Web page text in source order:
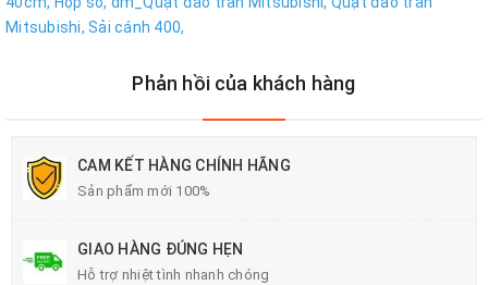
Mitsubishi, Sải cánh 400,
Phản hồi của khách hàng
CAM KẾT HÀNG CHÍNH HÃNG
Sản phẩm mới 100%
GIAO HÀNG ĐÚNG HẸN
Hỗ trợ nhiệt tình nhanh chóng